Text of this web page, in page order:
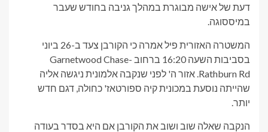
דעת של אישה מבוגרת במהלך גניבה בחודש שעבר
במיססוגה.
המשטרה האזורית פיל אמרה כי הקורבן צעד ב-26 ביוני
בסביבות השעה 16:20 ברחוב Garnetwood Chase-
Rathburn Rd. אזור ה' לפני שנקבה אלמונית ניגשה אליה
שהייתה נוסעת במכונית קיה ספורטאז' כחולה, דגם חדש
יותר.
הנקבה שאלה שוב ושוב את הקורבן אם היא בסדר בעודה